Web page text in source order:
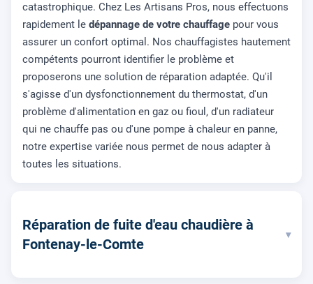
catastrophique. Chez Les Artisans Pros, nous effectuons
rapidement le dépannage de votre chauffage pour vous
assurer un confort optimal. Nos chauffagistes hautement
compétents pourront identifier le problème et
proposerons une solution de réparation adaptée. Qu'il
s'agisse d'un dysfonctionnement du thermostat, d'un
problème d'alimentation en gaz ou fioul, d'un radiateur
qui ne chauffe pas ou d'une pompe à chaleur en panne,
notre expertise variée nous permet de nous adapter à
toutes les situations.
Réparation de fuite d'eau chaudière à
Fontenay-le-Comte
▾